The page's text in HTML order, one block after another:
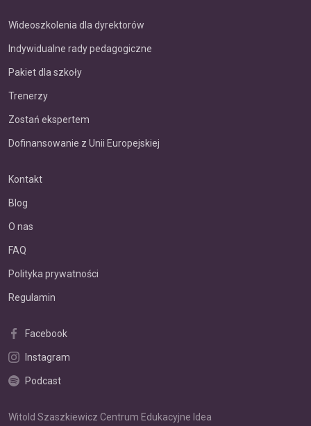
Wideoszkolenia dla dyrektorów
Indywidualne rady pedagogiczne
Pakiet dla szkoły
Trenerzy
Zostań ekspertem
Dofinansowanie z Unii Europejskiej
Kontakt
Blog
O nas
FAQ
Polityka prywatności
Regulamin
Facebook
Instagram
Podcast
Witold Szaszkiewicz Centrum Edukacyjne Idea